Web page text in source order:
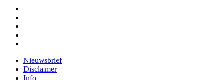
Nieuwsbrief
Disclaimer
Info